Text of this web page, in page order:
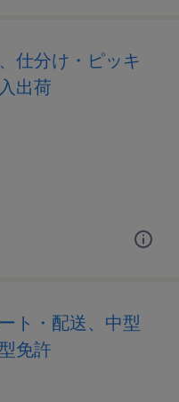
仕分け・ピッキ
出荷
ト・配送、中型
免許